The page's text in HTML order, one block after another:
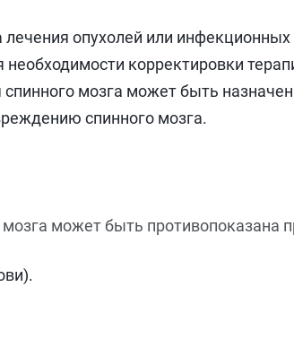
опухолей или
корректировки
мозга может быть
спинного мозга.
может быть противопоказана